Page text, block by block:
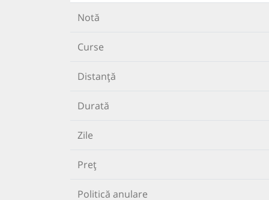
Notă
Curse
Distanță
Durată
Zile
Preț
Politică anulare